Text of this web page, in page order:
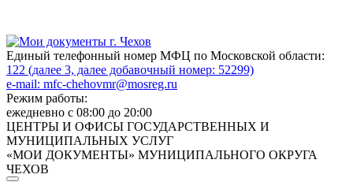
Единый телефонный номер МФЦ по Московской области:
122 (далее 3, далее добавочный номер: 52299)
e-mail: mfc-chehovmr@mosreg.ru
Режим работы:
ежедневно с 08:00 до 20:00
ЦЕНТРЫ И ОФИСЫ ГОСУДАРСТВЕННЫХ И
МУНИЦИПАЛЬНЫХ УСЛУГ
«МОИ ДОКУМЕНТЫ» МУНИЦИПАЛЬНОГО ОКРУГА
ЧЕХОВ